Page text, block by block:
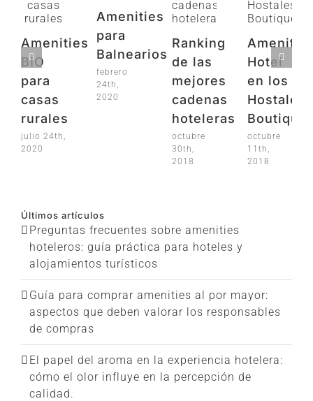
Amenities
BIO
para
casas
rurales
julio 24th,
2020
Amenities
para
Balnearios
febrero
24th,
2020
Ranking
de las
mejores
cadenas
hoteleras
octubre
30th,
2018
Hotel
en los
Hostales
Boutique
octubre
11th,
2018
Últimos artículos
Preguntas frecuentes sobre amenities
hoteleros: guía práctica para hoteles y
alojamientos turísticos
Guía para comprar amenities al por mayor:
aspectos que deben valorar los responsables
de compras
El papel del aroma en la experiencia hotelera:
cómo el olor influye en la percepción de
calidad.